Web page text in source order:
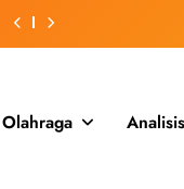
Olahraga Analisis